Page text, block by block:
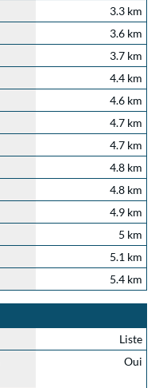
3.3 km
3.6 km
3.7 km
4.4 km
4.6 km
4.7 km
4.7 km
4.8 km
4.8 km
4.9 km
5 km
5.1 km
5.4 km
Liste
Oui